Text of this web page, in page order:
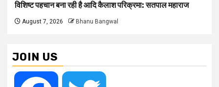
विशिष्ट पहचान बना रही है आदि कैलाश परिक्रमा: सतपाल महाराज
August 7, 2026 Bhanu Bangwal
JOIN US